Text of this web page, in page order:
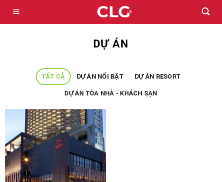
DỰ ÁN
TẤT CẢ DỰ ÁN NỔI BẬT DỰ ÁN RESORT
DỰ ÁN TÒA NHÀ - KHÁCH SẠN